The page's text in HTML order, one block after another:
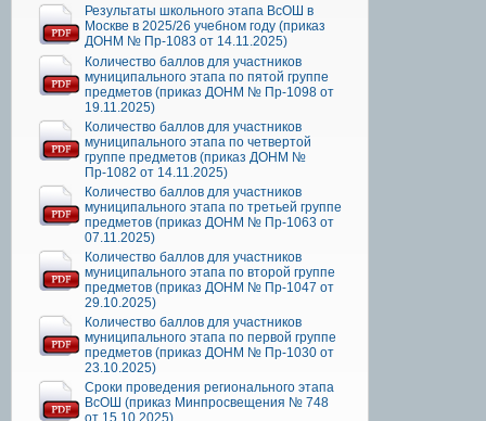
Результаты школьного этапа ВсОШ в
Москве в 2025/26 учебном году (приказ
ДОНМ № Пр-1083 от 14.11.2025)
Количество баллов для участников
муниципального этапа по пятой группе
предметов (приказ ДОНМ № Пр-1098 от
19.11.2025)
Количество баллов для участников
муниципального этапа по четвертой
группе предметов (приказ ДОНМ №
Пр-1082 от 14.11.2025)
Количество баллов для участников
муниципального этапа по третьей группе
предметов (приказ ДОНМ № Пр-1063 от
07.11.2025)
Количество баллов для участников
муниципального этапа по второй группе
предметов (приказ ДОНМ № Пр-1047 от
29.10.2025)
Количество баллов для участников
муниципального этапа по первой группе
предметов (приказ ДОНМ № Пр-1030 от
23.10.2025)
Сроки проведения регионального этапа
ВсОШ (приказ Минпросвещения № 748
от 15.10.2025)